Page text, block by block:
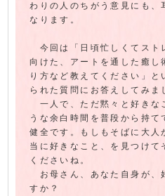
わりの人のちがう意見にも、
なります。
今回は「日頃忙しくてスト
向けた、アートを通した癒し
り方など教えてください」
られた質問にお答えしてみま
一人で、ただ黙々と好きな
うな余白時間を普段から持て
健全です。もしもそばに大人
当に好きなこと、を見つけて
くださいね。
お母さん、あなた自身が、
すか？